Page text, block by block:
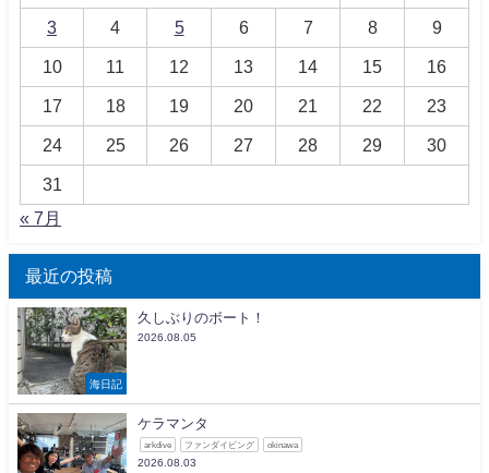
3 4 5 6 7 8 9
10 11 12 13 14 15 16
17 18 19 20 21 22 23
24 25 26 27 28 29 30
31
« 7月
最近の投稿
海日記
久しぶりのボート！
2026.08.05
ケラマンタ
arkdive ファンダイビング okinawa
2026.08.03